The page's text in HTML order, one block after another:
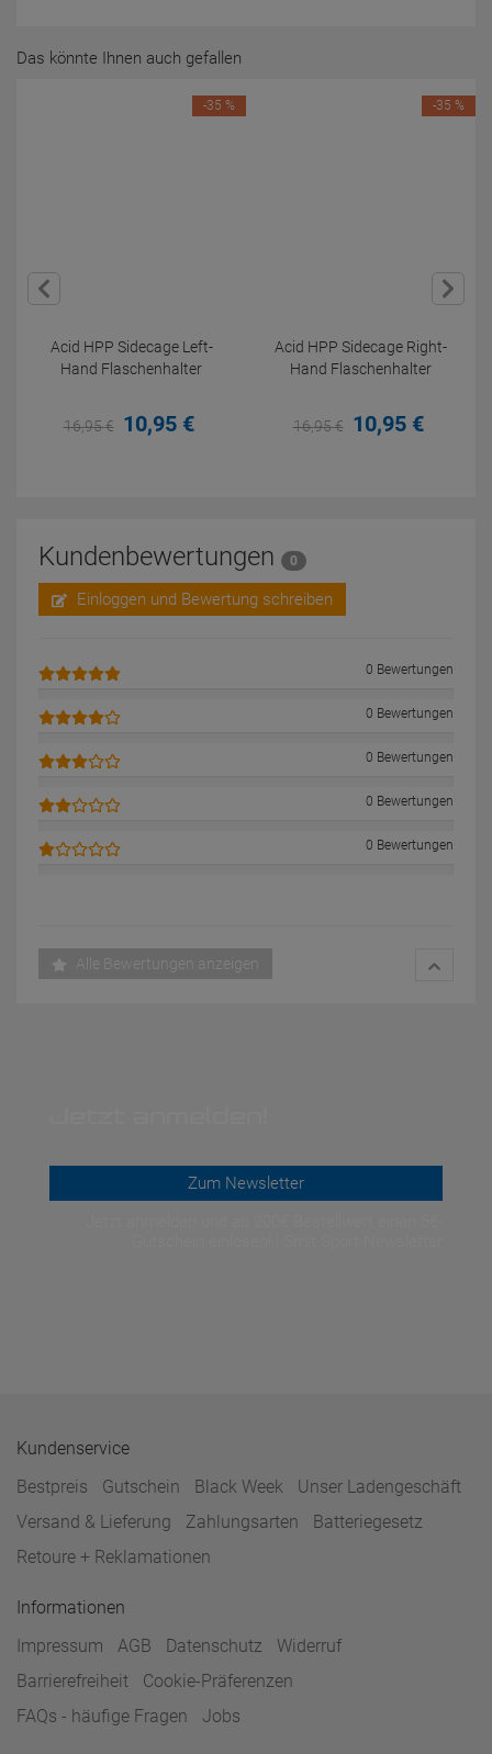
Das könnte Ihnen auch gefallen
Acid HPP Sidecage Left-
Hand Flaschenhalter
16,95€ 10,95 €
-35 %
Acid HPP Sidecage Right-
Hand Flaschenhalter
16,95€ 10,95 €
-35 %
Kundenbewertungen 0
Einloggen und Bewertung schreiben
0 Bewertungen
0 Bewertungen
0 Bewertungen
0 Bewertungen
0 Bewertungen
Alle Bewertungen anzeigen
Zum Newsletter
Kundenservice
Bestpreis
Gutschein Black Week
Unser Ladengeschäft
Versand & Lieferung
Zahlungsarten
Batteriegesetz
Retoure + Reklamationen
Informationen
Impressum
AGB Datenschutz
Widerruf
Barrierefreiheit
Cookie-Präferenzen
FAQs - häufige Fragen
Jobs